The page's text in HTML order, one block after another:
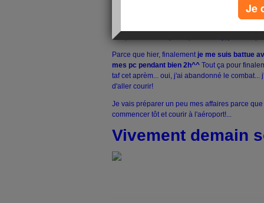
dimanche y a les 10Km de Blagnac,
Bha, le but est de participer! Audrey, je crois
Parce que hier, finalement je me suis battue
mes pc pendant bien 2h^^ Tout ça pour
taf cet aprèm... oui, j'ai abandonné le combat...
d'aller courir!
Je vais préparer un peu mes affaires parce que
commencer tôt et courir à l'aéroport!...
Vivement demain
Je